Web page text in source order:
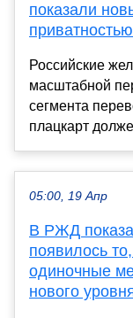
показали
Российские
масштабной
сегмента
плацкарт
05:00, 19 Апр
В РЖД
появилось
одиночные
нового